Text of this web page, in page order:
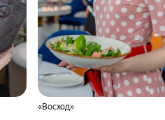
«Восход»